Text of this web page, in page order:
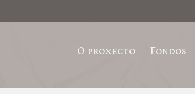
O proxecto Fondos